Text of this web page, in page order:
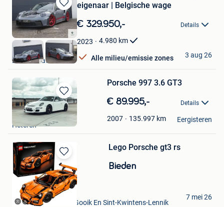
Bewaren
in
Mijn
Favorieten
eigenaar | Belgische wage
€ 329.950,- Details
2023 4.980 km
Alle milieu/emissie zones
A.S.P. NV
Brasschaat
3 aug 26
Bewaren
in
Mijn
Favorieten
Porsche 997 3.6 GT3
€ 89.995,- Details
2007 135.997 km
The Collectables
Heteren
Eergisteren
Bewaren
in
Mijn
Favorieten
Lego Porsche gt3 rs
Bieden
Brigitte Ver
Roosdaal+Deel Van Gooik En Sint-Kwintens-Lennik
7 mei 26